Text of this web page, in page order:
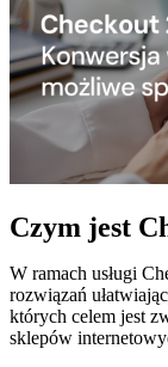
Czym jest
W ramach usługi
rozwiązań
których celem jest
sklepów